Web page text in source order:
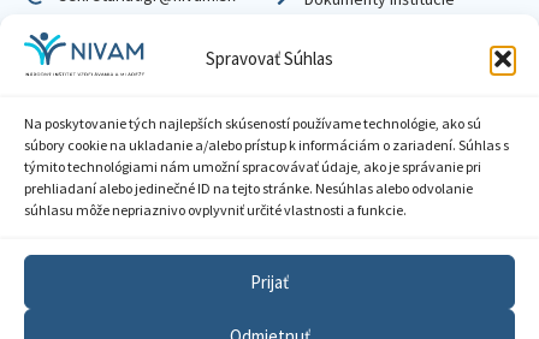
Spravovať Súhlas
Na poskytovanie tých najlepších skúseností používame technológie, ako sú
súbory cookie na ukladanie a/alebo prístup k informáciám o zariadení. Súhlas s
týmito technológiami nám umožní spracovávať údaje, ako je správanie pri
prehliadaní alebo jedinečné ID na tejto stránke. Nesúhlas alebo odvolanie
súhlasu môže nepriaznivo ovplyvniť určité vlastnosti a funkcie.
Prijať
IČO: 00164348
DIČ: 2020798714
Zásady ochrany súkromia
Sprístupnenie informácií